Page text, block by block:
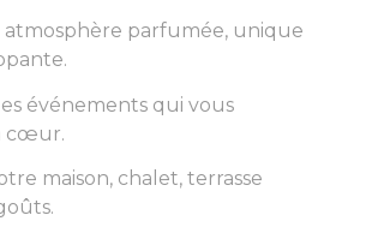
atmosphère parfumée, unique
événements qui vous
cœur.
maison, chalet, terrasse